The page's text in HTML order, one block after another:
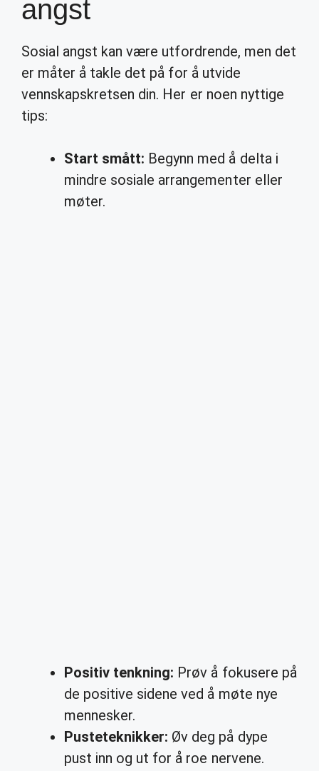
angst
Sosial angst kan være utfordrende, men det
er måter å takle det på for å utvide
vennskapskretsen din. Her er noen nyttige
tips:
Start smått: Begynn med å delta i
mindre sosiale arrangementer eller
møter.
Positiv tenkning: Prøv å fokusere på
de positive sidene ved å møte nye
mennesker.
Pusteteknikker: Øv deg på dype
pust inn og ut for å roe nervene.